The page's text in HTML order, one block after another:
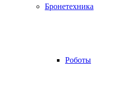
Бронетехника
Роботы